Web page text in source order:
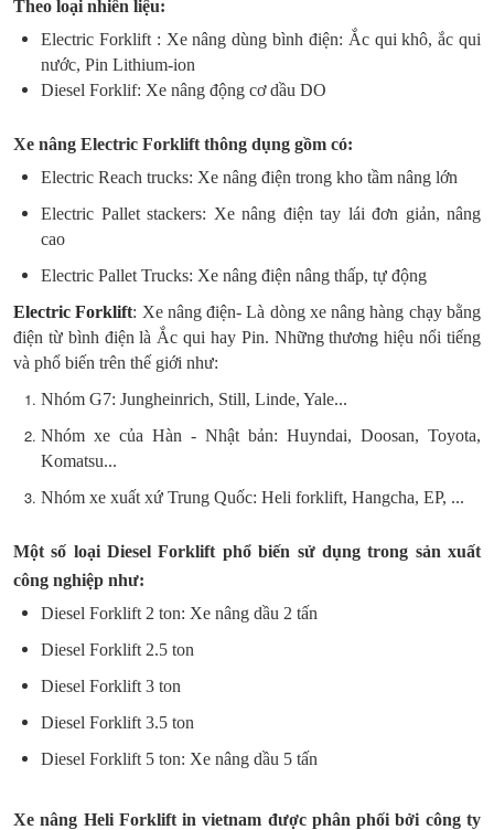
Theo loại nhiên liệu:
Electric Forklift : Xe nâng dùng bình điện: Ắc qui khô, ắc qui
nước, Pin Lithium-ion
Diesel Forklif: Xe nâng động cơ dầu DO
Xe nâng Electric Forklift thông dụng gồm có:
Electric Reach trucks: Xe nâng điện trong kho tầm nâng lớn
Electric Pallet stackers: Xe nâng điện tay lái đơn giản, nâng
cao
Electric Pallet Trucks: Xe nâng điện nâng thấp, tự động
Electric Forklift: Xe nâng điện- Là dòng xe nâng hàng chạy bằng
điện từ bình điện là Ắc qui hay Pin. Những thương hiệu nổi tiếng
và phổ biến trên thế giới như:
Nhóm G7: Jungheinrich, Still, Linde, Yale...
Nhóm xe của Hàn - Nhật bản: Huyndai, Doosan, Toyota,
Komatsu...
Nhóm xe xuất xứ Trung Quốc: Heli forklift, Hangcha, EP, ...
Một số loại Diesel Forklift phổ biến sử dụng trong sản xuất
công nghiệp như:
Diesel Forklift 2 ton: Xe nâng dầu 2 tấn
Diesel Forklift 2.5 ton
Diesel Forklift 3 ton
Diesel Forklift 3.5 ton
Diesel Forklift 5 ton: Xe nâng dầu 5 tấn
Xe nâng Heli Forklift in vietnam được phân phối bởi công ty